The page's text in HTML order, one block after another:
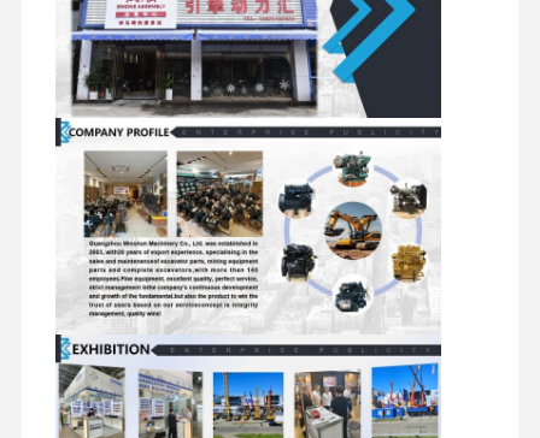
इंजन के विद्युत घटक
इंजन ईंधन प्रणाली
खुदाई करने वाले हाइड्रोलिक पार्ट्स
खुदाई करने वाले स्पेयर पार्ट्स